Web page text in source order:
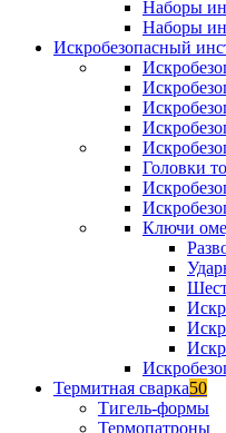
Наборы
Наборы
Искробезопасный
Головки
Ключи
Термитная сварка50
Тигель-формы
Термопатроны